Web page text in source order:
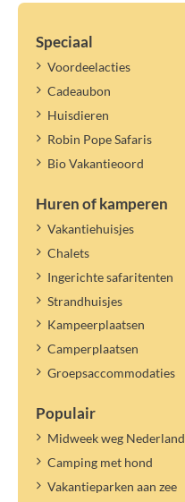
Speciaal
Voordeelacties
Cadeaubon
Huisdieren
Robin Pope Safaris
Bio Vakantieoord
Huren of kamperen
Vakantiehuisjes
Chalets
Ingerichte safaritenten
Strandhuisjes
Kampeerplaatsen
Camperplaatsen
Groepsaccommodaties
Populair
Midweek weg Nederland
Camping met hond
Vakantieparken aan zee